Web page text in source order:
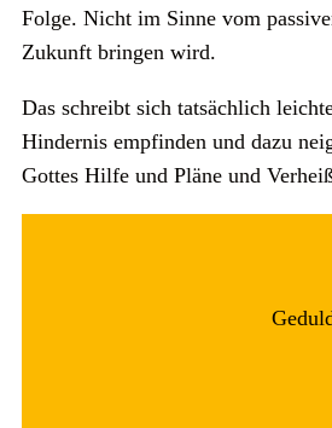
Folge. Nicht im Sinne vom
Zukunft bringen wird.
Das schreibt sich tatsächlich
Hindernis empfinden und dazu
Gottes Hilfe und Pläne und